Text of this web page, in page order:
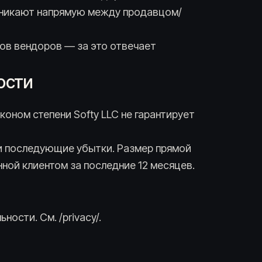
напрямую между продавцом/
вендоров — за это отвечает
степени Softy LLC не гарантирует
последующие убытки. Размер прямой
клиентом за последние 12 месяцев.
См. /privacy/.